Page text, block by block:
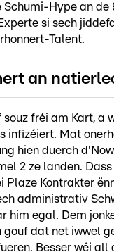
Schumi-Hype an de
si sech
Talent.
an
souz fréi am Kart, a
infizéiert. Mat
hien duerch
2 ze landen.
Plaze Kontrakter
administrativ
him egal. Dem
gouf dat net iwwel
Besser wéi all